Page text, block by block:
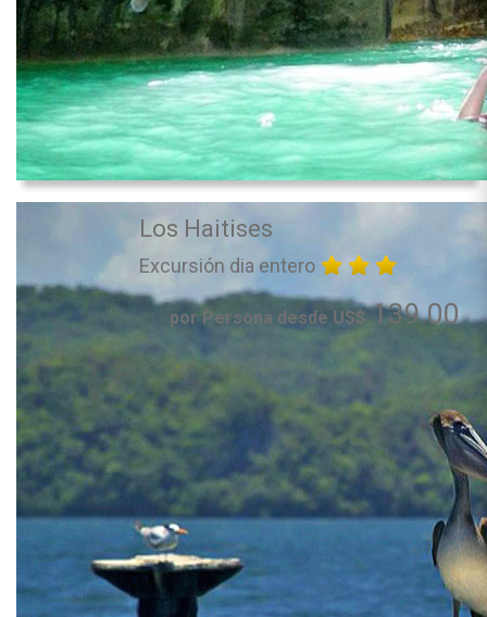
Los Haitises
Excursión dia entero
por Persona desde US$139.00